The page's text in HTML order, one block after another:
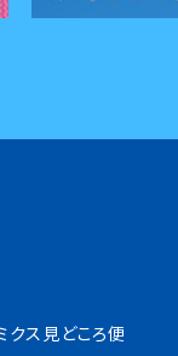
クス見どころ便